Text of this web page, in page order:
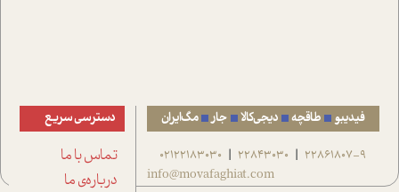
فیدیبو طاقچه دیجی‌کالا جار مگ‌ایران
22861807-9
|
22843030
|
02122183030
info@movafaghiat.com
دسترسی سریع
تماس با ما
درباره‌ی ما